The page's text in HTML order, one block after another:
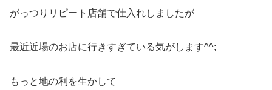
がっつりリピート店舗で仕入れしましたが
最近近場のお店に行きすぎている気がします^^;
もっと地の利を生かして